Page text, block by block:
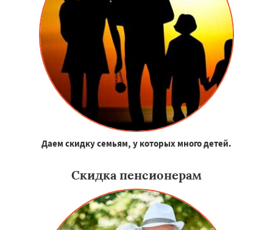
Даем скидку семьям, у которых много детей.
Скидка пенсионерам